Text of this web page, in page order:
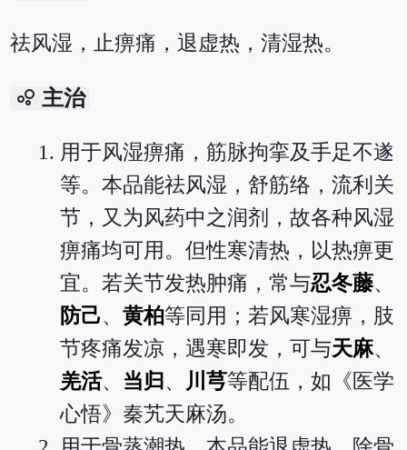
祛风湿，止痹痛，退虚热，清湿热。
bubble_chart 主治
用于风湿痹痛，筋脉拘挛及手足不遂
等。本品能祛风湿，舒筋络，流利关
节，又为风药中之润剂，故各种风湿
痹痛均可用。但性寒清热，以热痹更
宜。若关节发热肿痛，常与忍冬藤、
防己、黄柏等同用；若风寒湿痹，肢
节疼痛发凉，遇寒即发，可与天麻、
羌活、 当归 、 川芎等配伍，如《医学
心悟》秦艽天麻汤。